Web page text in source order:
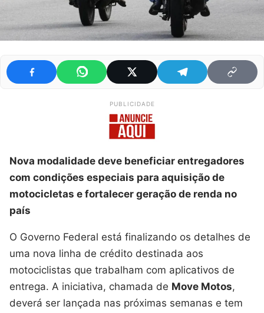
PUBLICIDADE
Nova modalidade deve beneficiar entregadores
com condições especiais para aquisição de
motocicletas e fortalecer geração de renda no
país
O Governo Federal está finalizando os detalhes de
uma nova linha de crédito destinada aos
motociclistas que trabalham com aplicativos de
entrega. A iniciativa, chamada de Move Motos,
deverá ser lançada nas próximas semanas e tem